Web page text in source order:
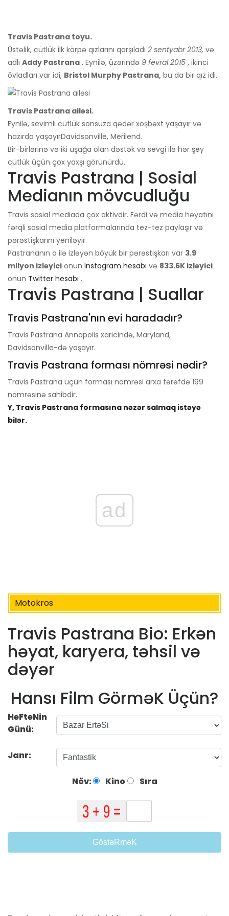
Travis Pastrana toyu.
Üstəlik, cütlük ilk körpə qızlarını qarşıladı 2 sentyabr 2013, və
adlı Addy Pastrana . Eynilə, üzərində 9 fevral 2015 , ikinci
övladları var idi, Bristol Murphy Pastrana, bu da bir qız idi.
Travis Pastrana ailəsi.
Eynilə, sevimli cütlük sonsuza qədər xoşbəxt yaşayır və
hazırda yaşayırDavidsonville, Merilend.
Bir-birlərinə və iki uşağa olan dəstək və sevgi ilə hər şey
cütlük üçün çox yaxşı görünürdü.
Travis Pastrana | Sosial
Medianın mövcudluğu
Travis sosial mediada çox aktivdir. Fərdi və media həyatını
fərqli sosial media platformalarında tez-tez paylaşır və
pərəstişkarını yeniləyir.
Pastrananın a ilə izləyən böyük bir pərəstişkarı var 3.9
milyon izləyici onun Instagram hesabı və 833.6K izləyici
onun Twitter hesabı .
Travis Pastrana | Suallar
Travis Pastrana'nın evi haradadır?
Travis Pastrana Annapolis xaricində, Maryland,
Davidsonville-də yaşayır.
Travis Pastrana forması nömrəsi nədir?
Travis Pastrana üçün forması nömrəsi arxa tərəfdə 199
nömrəsinə sahibdir.
Y, Travis Pastrana formasına nəzər salmaq istəyə
bilər.
ad
Motokros
Travis Pastrana Bio: Erkən
həyat, karyera, təhsil və
dəyər
Hansı Film GörməK Üçün?
HəFtəNin
Günü:
Janr:
Növ: Kino Sıra
GöstəRməK